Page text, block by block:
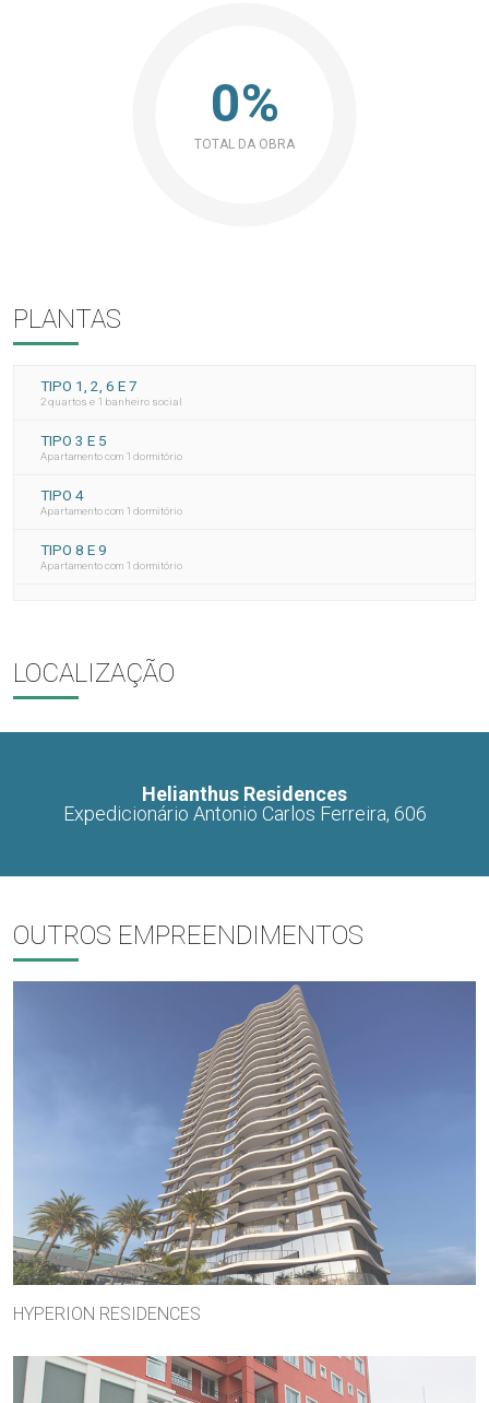
0%
TOTAL DA OBRA
PLANTAS
TIPO 1, 2, 6 E 7
2 quartos e 1 banheiro social
TIPO 3 E 5
Apartamento com 1 dormitório
TIPO 4
Apartamento com 1 dormitório
TIPO 8 E 9
Apartamento com 1 dormitório
LOCALIZAÇÃO
Helianthus Residences
Expedicionário Antonio Carlos Ferreira, 606
OUTROS EMPREENDIMENTOS
HYPERION RESIDENCES